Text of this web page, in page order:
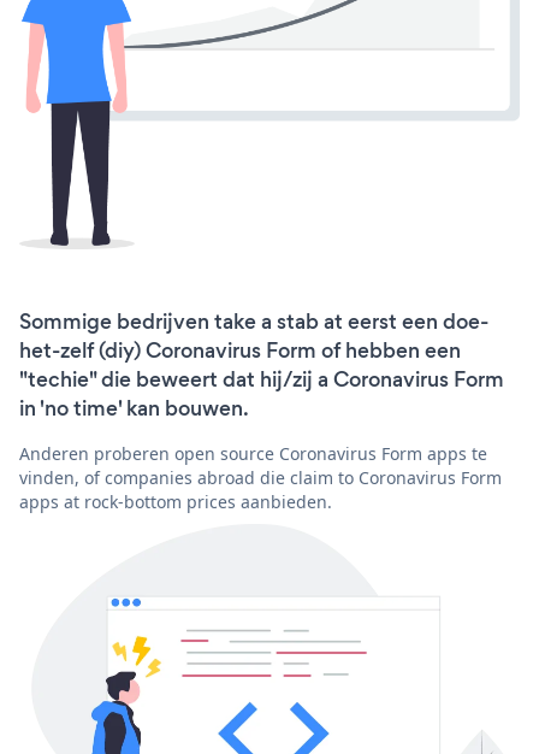
Sommige bedrijven take a stab at eerst een doe-
het-zelf (diy) Coronavirus Form of hebben een
"techie" die beweert dat hij/zij a Coronavirus Form
in 'no time' kan bouwen.
Anderen proberen open source Coronavirus Form apps te
vinden, of companies abroad die claim to Coronavirus Form
apps at rock-bottom prices aanbieden.